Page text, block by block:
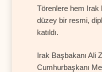
Törenlere hem Irak
düzey bir resmi,
katıldı.
Irak Başbakanı Ali
Cumhurbaşkanı